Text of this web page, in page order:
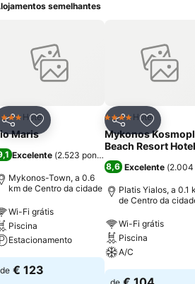
)
semelhantes
PartilharAdicionar aos favoritos
Hotel
Maris
Excelente (2.523 pontuações
Mykonos-Town, a 0.6
km de Centro da cidade
Wi-Fi grátis
Piscina
Estacionamento
de € 123
Partilhar
4 EstrelasHotel
Mykonos
Beach Resort Hotel
8,6 Excelente (2.004
Platis Yialos, a 0.1
de Centro da
Wi-Fi grátis
Piscina
A/C
de